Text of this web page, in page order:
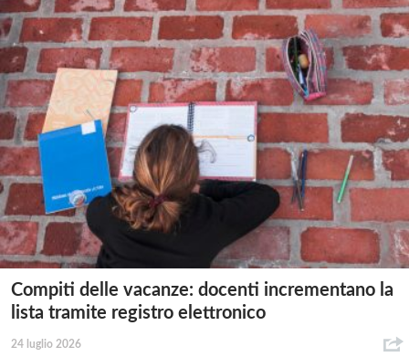
Compiti delle vacanze: docenti incrementano la
lista tramite registro elettronico
24 luglio 2026